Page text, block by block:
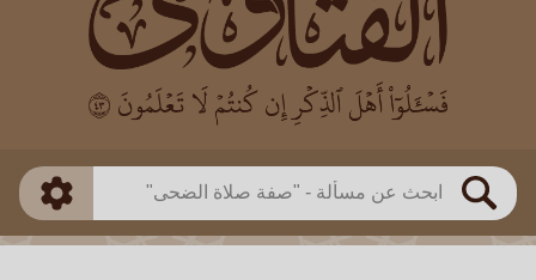
بحث
العالم
بن باز
بن العثيمين
اللجنة الدائمة
طريقة البحث
ذكي